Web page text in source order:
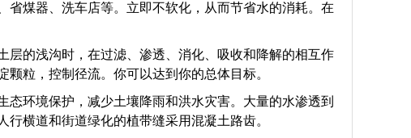
煤器、洗车店等。立即不软化，从而节省水的消耗。在
的浅沟时，在过滤、渗透、消化、吸收和降解的相互作
粒，控制径流。你可以达到你的总体目标。
环境保护，减少土壤降雨和洪水灾害。大量的水渗透到
横道和街道绿化的植带缝采用混凝土路齿。